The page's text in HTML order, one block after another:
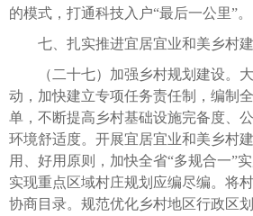
的模式，打通科技入户“最后一公里”。
七、扎实推进宜居宜业和美乡村
（二十七）加强乡村规划建设。大
动，加快建立专项任务责任制，编制
单，不断提高乡村基础设施完备度、
环境舒适度。开展宜居宜业和美乡村
用、好用原则，加快全省“多规合一”
实现重点区域村庄规划应编尽编。将
协商目录。规范优化乡村地区行政区